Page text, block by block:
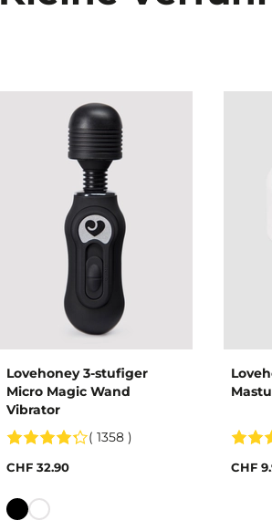
Lovehoney 3-stufiger
Micro Magic Wand
Vibrator
( 1358 )
CHF 32.90
Farbe
CHF